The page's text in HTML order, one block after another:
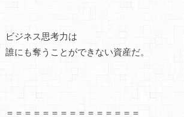
ビジネス思考力は
誰にも奪うことができない資産だ。
＝＝＝＝＝＝＝＝＝＝＝＝＝＝＝